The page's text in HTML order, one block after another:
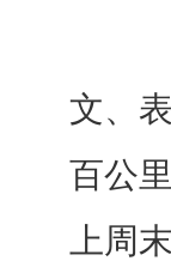
文、表/
百公里
上周末